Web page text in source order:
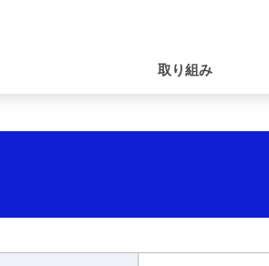
ビ
ゲ
ー
取り組み